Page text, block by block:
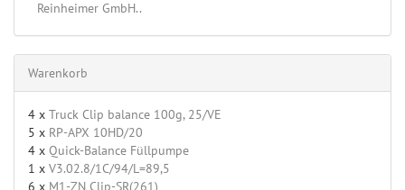
Reinheimer GmbH..
Warenkorb
4 x Truck Clip balance 100g, 25/VE
5 x RP-APX 10HD/20
4 x Quick-Balance Füllpumpe
1 x V3.02.8/1C/94/L=89,5
6 x M1-ZN Clip-SR(261)